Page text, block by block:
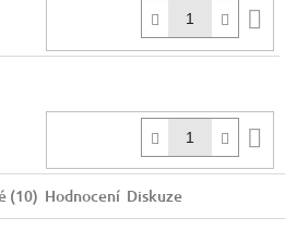
(10) Hodnocení Diskuze